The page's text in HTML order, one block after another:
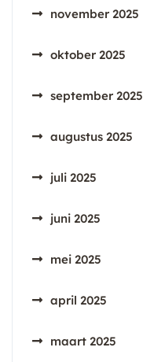
november 2025
oktober 2025
september 2025
augustus 2025
juli 2025
juni 2025
mei 2025
april 2025
maart 2025